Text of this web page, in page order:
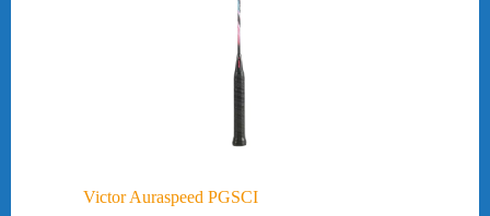
Victor Auraspeed PGSCI